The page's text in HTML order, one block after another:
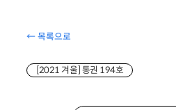
← 목록으로
[2021 겨울] 통권 194호